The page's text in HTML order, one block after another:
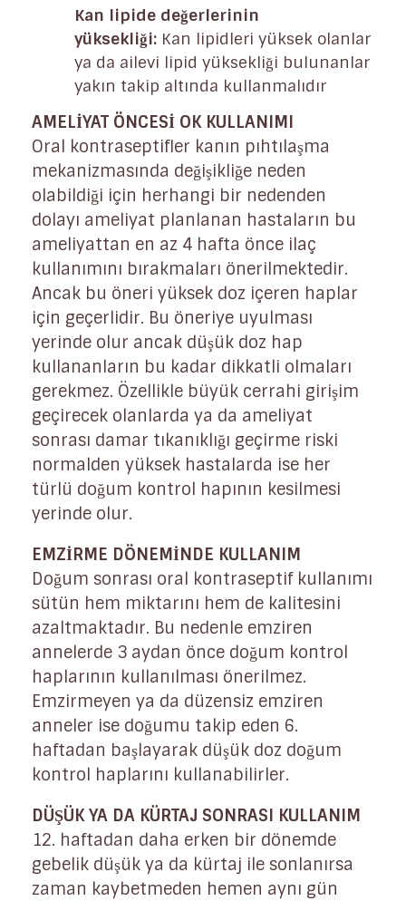
Kan lipide değerlerinin
yüksekliği: Kan lipidleri yüksek olanlar
ya da ailevi lipid yüksekliği bulunanlar
yakın takip altında kullanmalıdır
AMELİYAT ÖNCESİ OK KULLANIMI
Oral kontraseptifler kanın pıhtılaşma
mekanizmasında değişikliğe neden
olabildiği için herhangi bir nedenden
dolayı ameliyat planlanan hastaların bu
ameliyattan en az 4 hafta önce ilaç
kullanımını bırakmaları önerilmektedir.
Ancak bu öneri yüksek doz içeren haplar
için geçerlidir. Bu öneriye uyulması
yerinde olur ancak düşük doz hap
kullananların bu kadar dikkatli olmaları
gerekmez. Özellikle büyük cerrahi girişim
geçirecek olanlarda ya da ameliyat
sonrası damar tıkanıklığı geçirme riski
normalden yüksek hastalarda ise her
türlü doğum kontrol hapının kesilmesi
yerinde olur.
EMZİRME DÖNEMİNDE KULLANIM
Doğum sonrası oral kontraseptif kullanımı
sütün hem miktarını hem de kalitesini
azaltmaktadır. Bu nedenle emziren
annelerde 3 aydan önce doğum kontrol
haplarının kullanılması önerilmez.
Emzirmeyen ya da düzensiz emziren
anneler ise doğumu takip eden 6.
haftadan başlayarak düşük doz doğum
kontrol haplarını kullanabilirler.
DÜŞÜK YA DA KÜRTAJ SONRASI KULLANIM
12. haftadan daha erken bir dönemde
gebelik düşük ya da kürtaj ile sonlanırsa
zaman kaybetmeden hemen aynı gün